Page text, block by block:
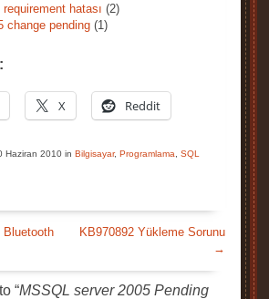
hatası (2)
change pending (1)
X Reddit
Haziran 2010 in Bilgisayar, Programlama SQL
Bluetooth
KB970892 Yükleme Sorunu
→
“MSSQL server 2005 Pending